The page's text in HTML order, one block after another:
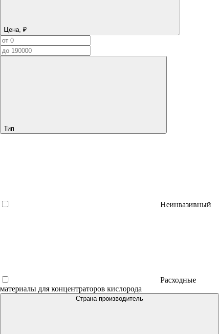
Цена, ₽
Тип
Неинвазивный
Расходные
материалы для концентраторов кислорода
Страна производитель